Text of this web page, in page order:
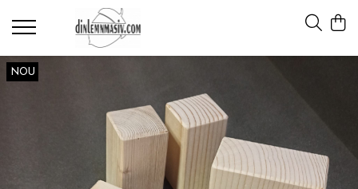
Materiale didactice
Rigle pentru pictat
NOU